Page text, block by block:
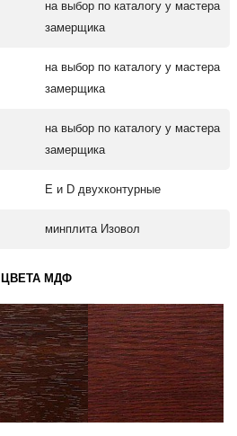
на выбор по каталогу у мастера
замерщика
на выбор по каталогу у мастера
замерщика
на выбор по каталогу у мастера
замерщика
Е и D двухконтурные
минплита Изовол
ЦВЕТА МДФ